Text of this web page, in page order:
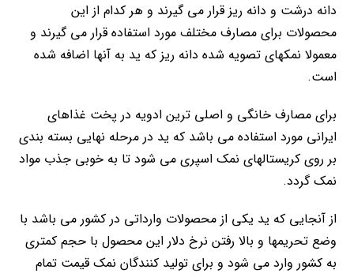
دانه درشت و دانه ریز قرار می گیرند و هر کدام از این
محصولات برای مصارف مختلف مورد استفاده قرار می گیرند و
معمولا نمکهای تصویه شده دانه ریز که ید به آنها اضافه شده
است.
برای مصارف خانگی و اصلی ترین ادویه در پخت غذاهای
ایرانی مورد استفاده می باشد که ید در مرحله نهایی بسته بندی
بر روی کریستالهای نمک اسپری می شود تا به خوبی جذب مواد
نمک گردد.
از آنجایی که ید یکی از محصولات وارداتی در کشور می باشد با
وضع تحریمها و بالا رفتن نرخ دلار این محصول با حجم کمتری
به کشور وارد می شود و برای تولید کنندگان نمک قیمت تمام